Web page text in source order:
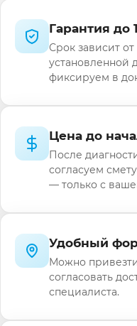
Гарантия до
Срок зависит
установленной
фиксируем в
Цена до
После
согласуем
— только с
Удобный
Можно
согласовать
специалиста.